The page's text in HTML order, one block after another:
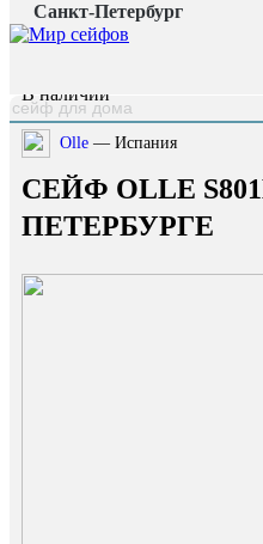
Санкт-Петербург
Главная страница /
Каталог /
В наличии
Olle — Испания
СЕЙФ OLLE
ПЕТЕРБУРГЕ